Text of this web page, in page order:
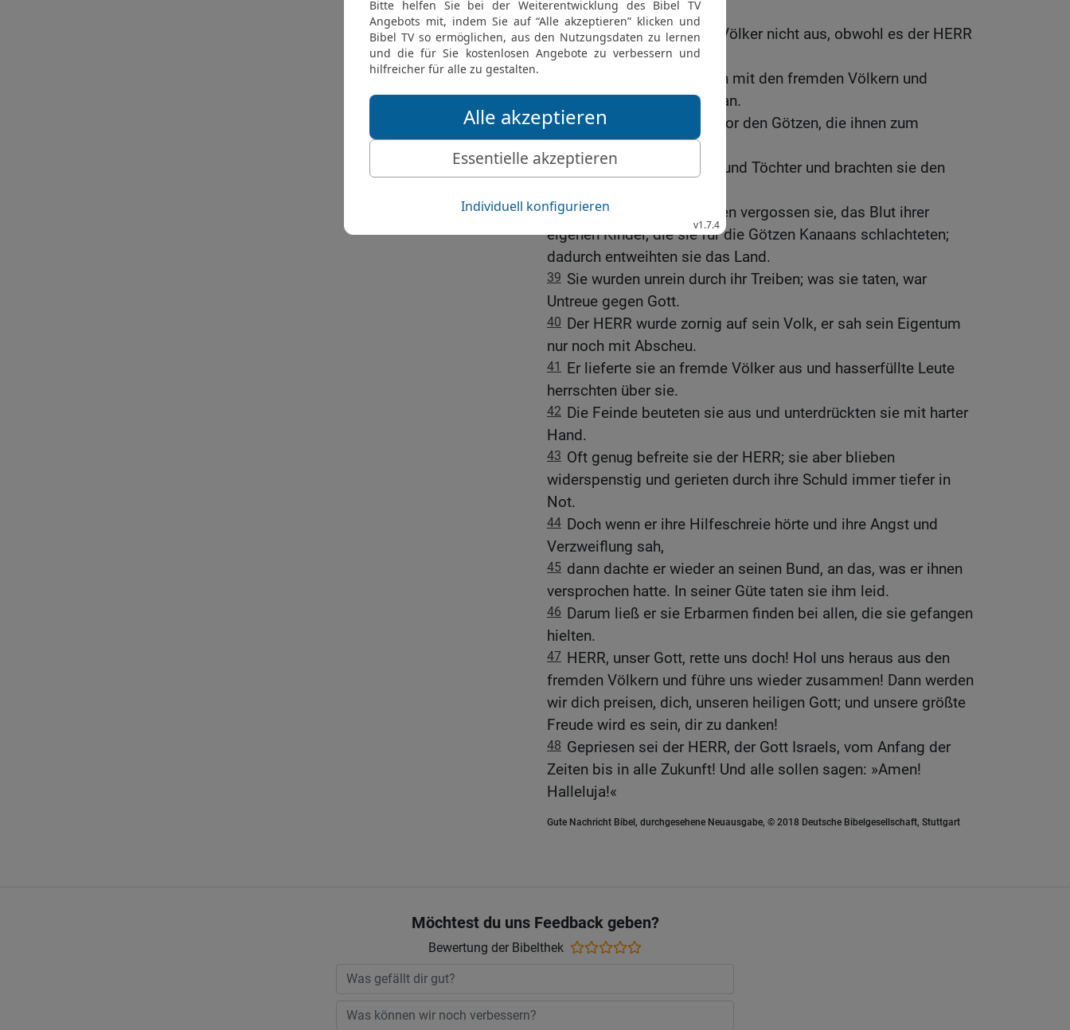
überlegen.
34 Sie tilgten die anderen Völker nicht aus, obwohl es der HERR
so befohlen hatte.
Sie verschwägerten sich mit den fremden Völkern und
nahmen deren Gebräuche an.
36 Sie warfen sich nieder vor den Götzen, die ihnen zum
Verhängnis wurden.
37 Sie nahmen ihre Söhne und Töchter und brachten sie den
38 Das Blut von Schuldlosen vergossen sie, das Blut ihrer
eigenen Kinder, die sie für die Götzen Kanaans schlachteten;
dadurch entweihten sie das Land.
39 Sie wurden unrein durch ihr Treiben; was sie taten, war
Untreue gegen Gott.
40 Der HERR wurde zornig auf sein Volk, er sah sein Eigentum
nur noch mit Abscheu.
41
Er lieferte sie an fremde Völker aus und hasserfüllte Leute
herrschten über sie.
42 Die Feinde beuteten sie aus und unterdrückten sie mit harter
Hand.
43 Oft genug befreite sie der HERR; sie aber blieben
widerspenstig und gerieten durch ihre Schuld immer tiefer in
Not.
44 Doch wenn er ihre Hilfeschreie hörte und ihre Angst und
Verzweiflung sah,
45 dann dachte er wieder an seinen Bund, an das, was er ihnen
versprochen hatte. In seiner Güte taten sie ihm leid.
46 Darum ließ er sie Erbarmen finden bei allen, die sie gefangen
hielten.
47 HERR, unser Gott, rette uns doch! Hol uns heraus aus den
fremden Völkern und führe uns wieder zusammen! Dann werden
wir dich preisen, dich, unseren heiligen Gott; und unsere größte
Freude wird es sein, dir zu danken!
48 Gepriesen sei der HERR, der Gott Israels, vom Anfang der
Zeiten bis in alle Zukunft! Und alle sollen sagen: »Amen!
Halleluja!«
Gute Nachricht Bibel, durchgesehene Neuausgabe, © 2018 Deutsche Bibelgesellschaft, Stuttgart
Möchtest du uns Feedback geben?
Bewertung der Bibelthek